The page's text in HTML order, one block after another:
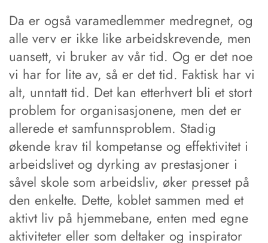
Da er også varamedlemmer medregnet, og
alle verv er ikke like arbeidskrevende, men
uansett, vi bruker av vår tid. Og er det noe
vi har for lite av, så er det tid. Faktisk har vi
alt, unntatt tid. Det kan etterhvert bli et stort
problem for organisasjonene, men det er
allerede et samfunnsproblem. Stadig
økende krav til kompetanse og effektivitet i
arbeidslivet og dyrking av prestasjoner i
såvel skole som arbeidsliv, øker presset på
den enkelte. Dette, koblet sammen med et
aktivt liv på hjemmebane, enten med egne
aktiviteter eller som deltaker og inspirator